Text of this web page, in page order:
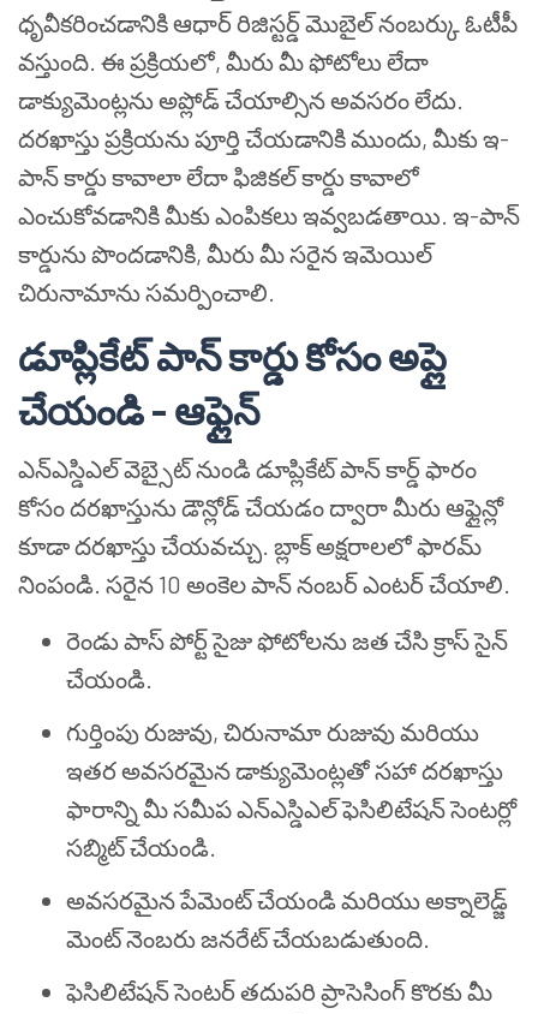
ధృవీకరించడానికి ఆధార్ రిజిస్టర్డ్ మొబైల్ నంబర్కు ఓటీపీ
వస్తుంది. ఈ ప్రక్రియలో, మీరు మీ ఫోటోలు లేదా
డాక్యుమెంట్లను అప్లోడ్ చేయాల్సిన అవసరం లేదు.
దరఖాస్తు ప్రక్రియను పూర్తి చేయడానికి ముందు, మీకు ఇ-
పాన్ కార్డు కావాలా లేదా ఫిజికల్ కార్డు కావాలో
ఎంచుకోవడానికి మీకు ఎంపికలు ఇవ్వబడతాయి. ఇ-పాన్
కార్డును పొందడానికి, మీరు మీ సరైన ఇమెయిల్
చిరునామాను సమర్పించాలి.
డూప్లికేట్ పాన్ కార్డు కోసం అప్లై
చేయండి - ఆఫ్లైన్
ఎన్ఎస్డిఎల్ వెబ్సైట్ నుండి డూప్లికేట్ పాన్ కార్డ్ ఫారం
కోసం దరఖాస్తును డౌన్లోడ్ చేయడం ద్వారా మీరు ఆఫ్లైన్లో
కూడా దరఖాస్తు చేయవచ్చు. బ్లాక్ అక్షరాలలో ఫారమ్
నింపండి. సరైన 10 అంకెల పాన్ నంబర్ ఎంటర్ చేయాలి.
రెండు పాస్ పోర్ట్ సైజు ఫోటోలను జత చేసి క్రాస్ సైన్
చేయండి.
గుర్తింపు రుజువు, చిరునామా రుజువు మరియు
ఇతర అవసరమైన డాక్యుమెంట్లతో సహా దరఖాస్తు
ఫారాన్ని మీ సమీప ఎన్ఎస్డిఎల్ ఫెసిలిటేషన్ సెంటర్లో
సబ్మిట్ చేయండి.
అవసరమైన పేమెంట్ చేయండి మరియు అక్నాలెడ్జ్
మెంట్ నెంబరు జనరేట్ చేయబడుతుంది.
ఫెసిలిటేషన్ సెంటర్ తదుపరి ప్రాసెసింగ్ కొరకు మీ